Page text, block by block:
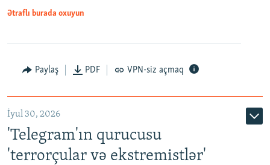
Ətraflı burada oxuyun
Paylaş PDF VPN-siz açmaq
İyul 30, 2026
'Telegram'ın qurucusu
'terrorçular və ekstremistlər'